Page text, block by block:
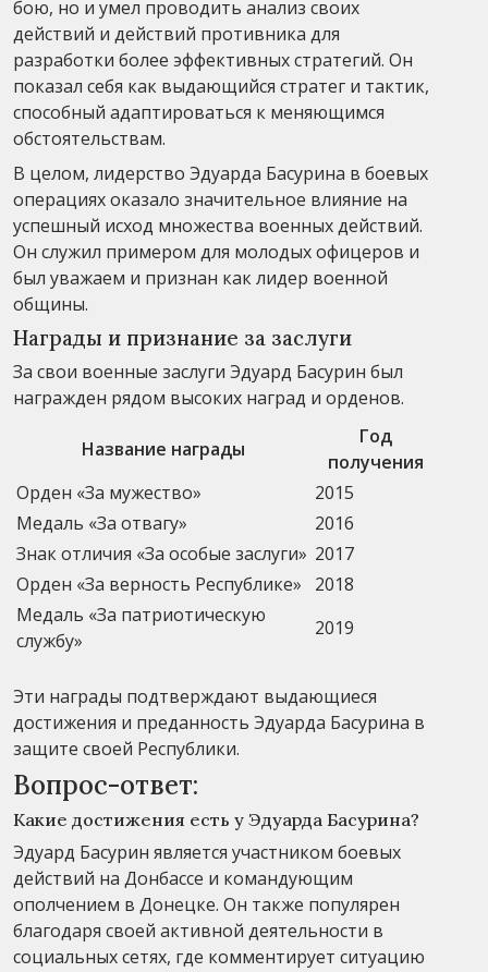
бою, но и умел проводить анализ своих
действий и действий противника для
разработки более эффективных стратегий. Он
показал себя как выдающийся стратег и тактик,
способный адаптироваться к меняющимся
обстоятельствам.
В целом, лидерство Эдуарда Басурина в боевых
операциях оказало значительное влияние на
успешный исход множества военных действий.
Он служил примером для молодых офицеров и
был уважаем и признан как лидер военной
общины.
Награды и признание за заслуги
За свои военные заслуги Эдуард Басурин был
награжден рядом высоких наград и орденов.
Название награды
Год
получения
Орден «За мужество»
2015
Медаль «За отвагу»
2016
Знак отличия «За особые заслуги» 2017
Орден «За верность Республике»
2018
Медаль «За патриотическую
службу»
2019
Эти награды подтверждают выдающиеся
достижения и преданность Эдуарда Басурина в
защите своей Республики.
Вопрос-ответ:
Какие достижения есть у Эдуарда Басурина?
Эдуард Басурин является участником боевых
действий на Донбассе и командующим
ополчением в Донецке. Он также популярен
благодаря своей активной деятельности в
социальных сетях, где комментирует ситуацию